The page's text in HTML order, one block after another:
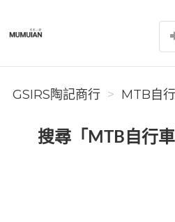
GSIRS陶記商行
GSIRS陶記商行 MTB自
搜尋「MTB自行